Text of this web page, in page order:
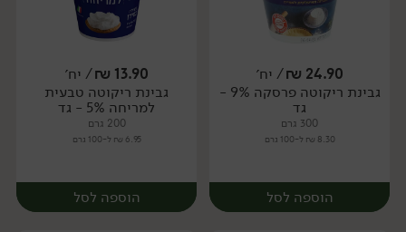
יח׳ יח׳
24.90
₪/ יח׳
גבינת ריקוטה פרסקה 9% -
גד
300 גרם
8.30 ₪ ל-100 גרם
הוספה לסל
13.90
₪/ יח׳
גבינת ריקוטה טבעית
למריחה 5% - גד
200 גרם
6.95 ₪ ל-100 גרם
הוספה לסל